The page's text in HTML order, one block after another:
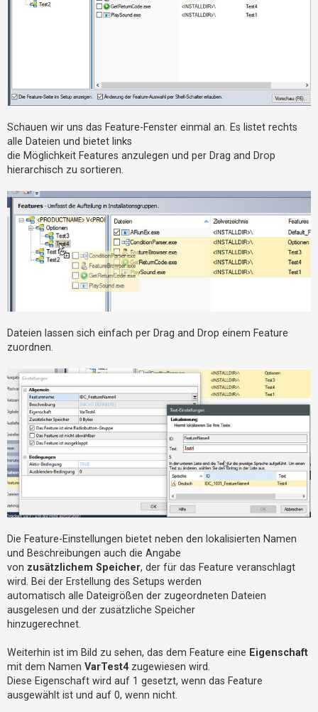
t
e
t
e
T
h
e
m
e
i
v
e
T
h
e
m
e
n
S
u
c
h
e
A
Q
Schauen wir uns das Feature-Fenster einmal an. Es listet rechts
alle Dateien und bietet links
die Möglichkeit Features anzulegen und per Drag and Drop
hierarchisch zu sortieren.
Dateien lassen sich einfach per Drag and Drop einem Feature
zuordnen.
Die Feature-Einstellungen bietet neben den lokalisierten Namen
und Beschreibungen auch die Angabe
von zusätzlichem Speicher, der für das Feature veranschlagt
wird. Bei der Erstellung des Setups werden
automatisch alle Dateigrößen der zugeordneten Dateien
ausgelesen und der zusätzliche Speicher
hinzugerechnet.
Weiterhin ist im Bild zu sehen, das dem Feature eine Eigenschaft
mit dem Namen VarTest4zugewiesen wird.
Diese Eigenschaft wird auf 1 gesetzt, wenn das Feature
ausgewählt ist und auf 0, wenn nicht.